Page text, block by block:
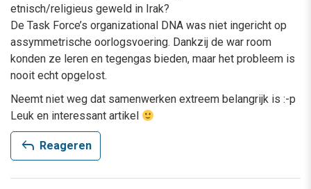
etnisch/religieus geweld in Irak?
De Task Force’s organizational DNA was niet ingericht op
assymmetrische oorlogsvoering. Dankzij de war room
konden ze leren en tegengas bieden, maar het probleem is
nooit echt opgelost.
Neemt niet weg dat samenwerken extreem belangrijk is :-p
Leuk en interessant artikel
reply Reageren